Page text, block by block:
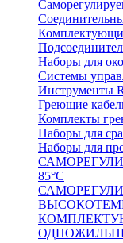
Наборы для
Системы
Инструменты
Греющие
Комплекты
Наборы для
Наборы для
85°С